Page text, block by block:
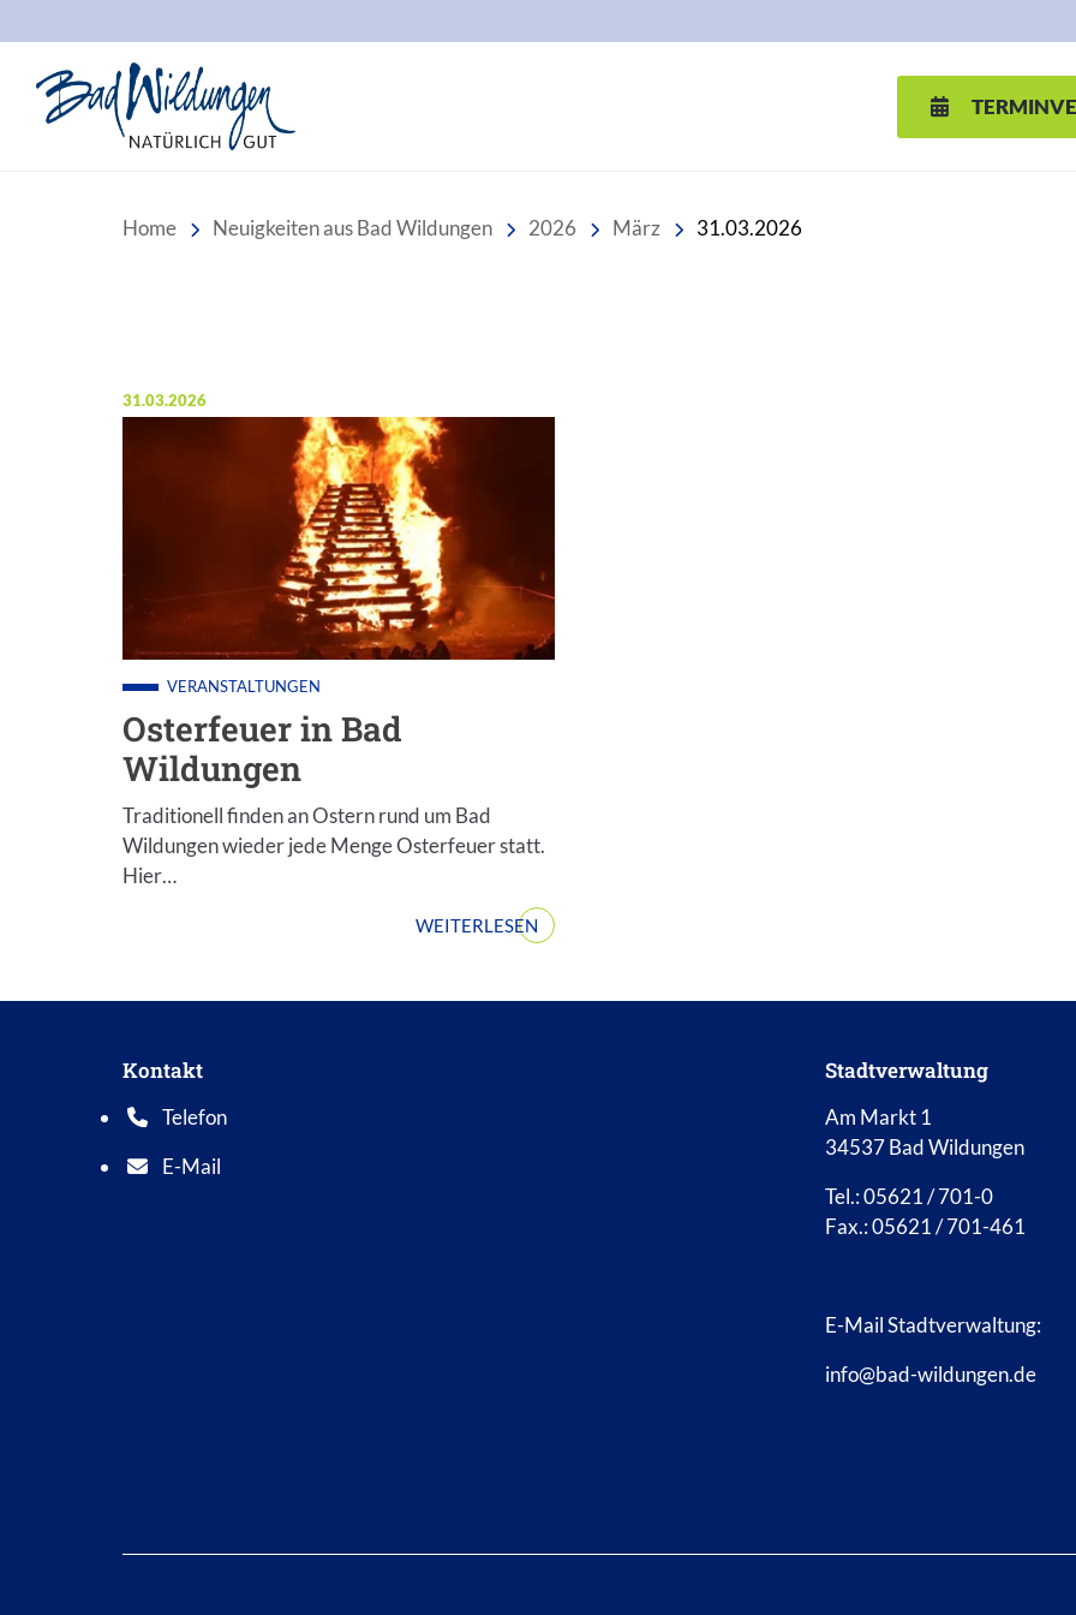
Home Neuigkeiten aus Bad Wildungen 2026 März 31.03.2026
Veröffentlicht am:
31.03.2026
Osterfeuer in Bad
Wildungen
VERANSTALTUNGEN
Traditionell finden an Ostern rund um Bad
Wildungen wieder jede Menge Osterfeuer statt.
Hier…
WEITERLESEN
Kontakt
Telefon
Telefonnummer: 0 5 6 2 1 7 0 1 0
E-Mail
E-Mail Adresse: info@bad-wildungen.de
Stadtverwaltung
Am Markt 1
34537 Bad Wildungen
Tel.: 05621 / 701-0
Fax.: 05621 / 701-461
E-Mail Stadtverwaltung:
info@bad-wildungen.de